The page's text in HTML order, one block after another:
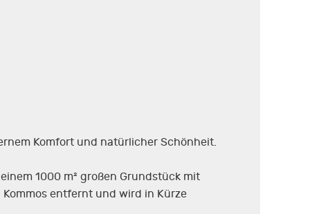
Komfort und natürlicher Schönheit.
1000 m² großen Grundstück mit
entfernt und wird in Kürze